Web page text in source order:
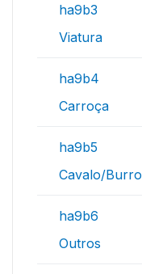
ha9b3
Viatura
ha9b4
Carroça
ha9b5
Cavalo/Burro
ha9b6
Outros